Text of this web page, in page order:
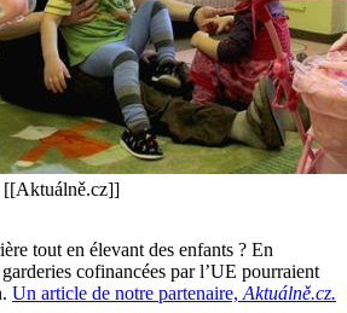
[[Aktuálně.cz]]
tout en élevant des enfants ? En
cofinancées par l’UE pourraient
Un article de notre partenaire, Aktuálně.cz.